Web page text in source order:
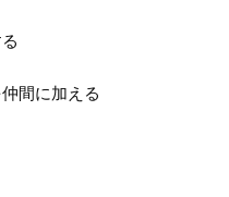
間に加える